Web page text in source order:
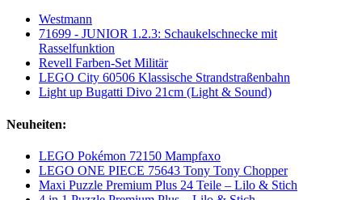
Westmann
71699 - JUNIOR 1.2.3: Schaukelschnecke mit
Rasselfunktion
Revell Farben-Set Militär
LEGO City 60506 Klassische Strandstraßenbahn
Light up Bugatti Divo 21cm (Light & Sound)
Neuheiten:
LEGO Pokémon 72150 Mampfaxo
LEGO ONE PIECE 75643 Tony Tony Chopper
Maxi Puzzle Premium Plus 24 Teile – Lilo & Stich